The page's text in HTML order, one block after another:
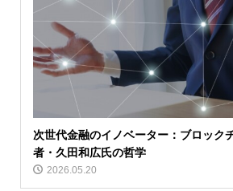
次世代金融のイノベーター：ブロック
者・久田和広氏の哲学
2026.05.20